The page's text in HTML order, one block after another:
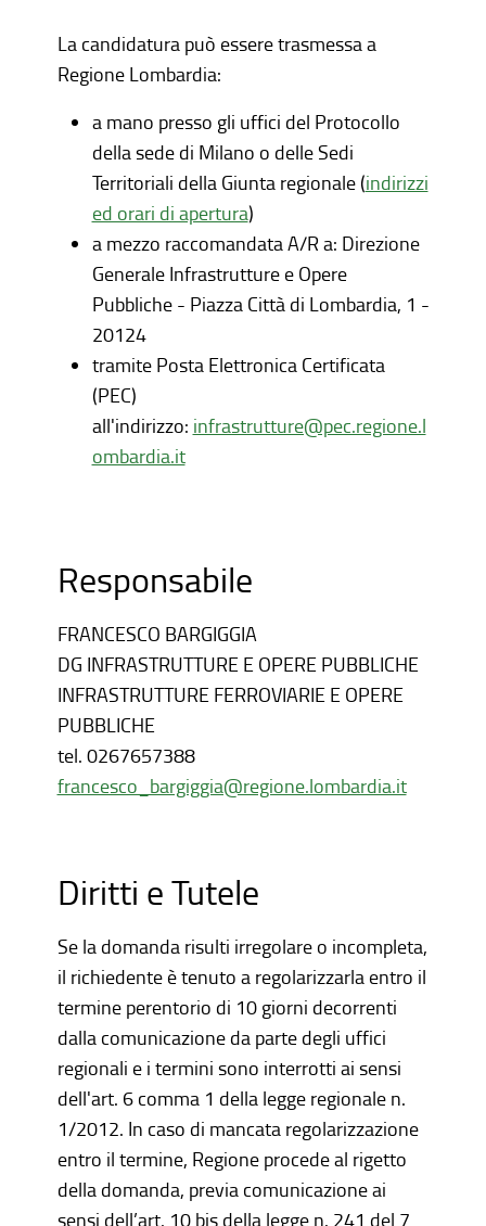
La candidatura può essere trasmessa a
Regione Lombardia:
a mano presso gli uffici del Protocollo
della sede di Milano o delle Sedi
Territoriali della Giunta regionale (indirizzi
ed orari di apertura)
a mezzo raccomandata A/R a: Direzione
Generale Infrastrutture e Opere
Pubbliche - Piazza Città di Lombardia, 1 -
20124
tramite Posta Elettronica Certificata
(PEC)
all'indirizzo: infrastrutture@pec.regione.l
ombardia.it
Responsabile
FRANCESCO BARGIGGIA
DG INFRASTRUTTURE E OPERE PUBBLICHE
INFRASTRUTTURE FERROVIARIE E OPERE
PUBBLICHE
tel. 0267657388
francesco_bargiggia@regione.lombardia.it
Diritti e Tutele
Se la domanda risulti irregolare o incompleta,
il richiedente è tenuto a regolarizzarla entro il
termine perentorio di 10 giorni decorrenti
dalla comunicazione da parte degli uffici
regionali e i termini sono interrotti ai sensi
dell'art. 6 comma 1 della legge regionale n.
1/2012. In caso di mancata regolarizzazione
entro il termine, Regione procede al rigetto
della domanda, previa comunicazione ai
sensi dell’art. 10 bis della legge n. 241 del 7